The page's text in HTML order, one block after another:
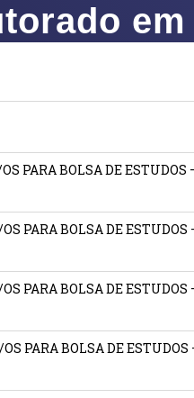
PARA BOLSA DE ESTUDOS
PARA BOLSA DE
PARA BOLSA DE
PARA BOLSA DE